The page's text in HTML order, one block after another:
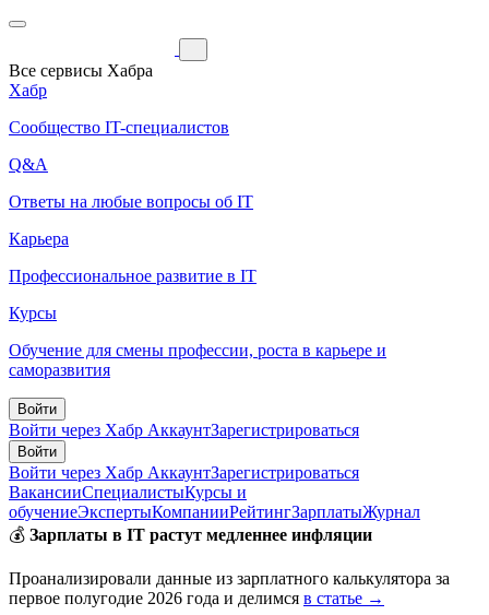
Все сервисы Хабра
Хабр
Сообщество IT-специалистов
Q&A
Ответы на любые вопросы об IT
Карьера
Профессиональное развитие в IT
Курсы
Обучение для смены профессии, роста в карьере и
саморазвития
Войти
Войти через Хабр АккаунтЗарегистрироваться
Войти
Войти через Хабр АккаунтЗарегистрироваться
ВакансииСпециалистыКурсы и
обучениеЭкспертыКомпанииРейтингЗарплатыЖурнал
💰 Зарплаты в IT растут медленнее инфляции
Проанализировали данные из зарплатного калькулятора за
первое полугодие 2026 года и делимся в статье →